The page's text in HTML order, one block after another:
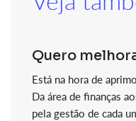
Quero
Está na hora de
Da área de finanças
pela gestão de cada